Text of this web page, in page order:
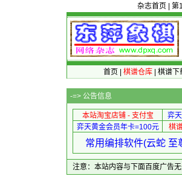
杂志首页 第
首页 棋谱仓库| 棋谱下
-=> 公告信息
本站淘宝店铺 - 支付宝 弈
弈天黄金会员年卡=100元
棋
常用编排软件(云蛇
注意：本站内容与下面百度广告